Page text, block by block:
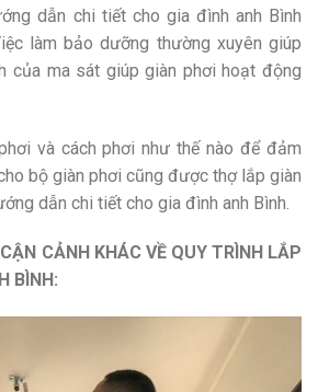
dẫn chi tiết cho gia đình anh Bình
làm bảo dưỡng thường xuyên giúp
của ma sát giúp giàn phơi hoạt động
và cách phơi như thế nào để đảm
bộ giàn phơi cũng được thợ lắp giàn
dẫn chi tiết cho gia đình anh Bình.
CẢNH KHÁC VỀ QUY TRÌNH LẮP
BÌNH: